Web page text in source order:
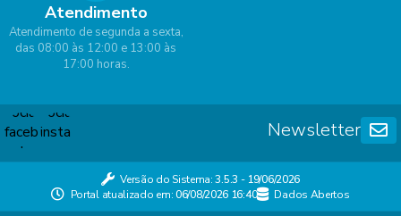
Atendimento
Atendimento de segunda a sexta,
das 08:00 às 12:00 e 13:00 às
17:00 horas.
Newsletter
Versão do Sistema:3.5.3 - 19/06/2026
Portal atualizado em:06/08/2026 16:40 Dados Abertos